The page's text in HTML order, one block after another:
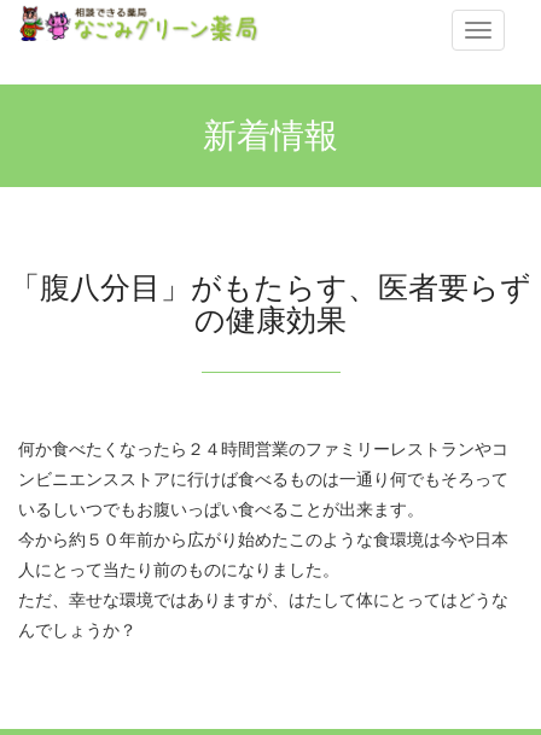
メ
新着情報
「腹八分目」がもたらす、医者要らず
の健康効果
何か食べたくなったら２４時間営業のファミリーレストランやコ
ンビニエンスストアに行けば食べるものは一通り何でもそろって
いるしいつでもお腹いっぱい食べることが出来ます。
今から約５０年前から広がり始めたこのような食環境は今や日本
人にとって当たり前のものになりました。
ただ、幸せな環境ではありますが、はたして体にとってはどうな
んでしょうか？